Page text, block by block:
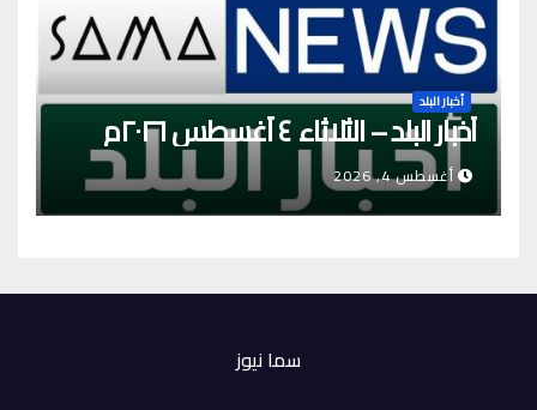
أخبار البلد
أخبار البلد – الثلاثاء ٤ أغسطس ٢٠٢٦م
أغسطس 4, 2026
سما نيوز